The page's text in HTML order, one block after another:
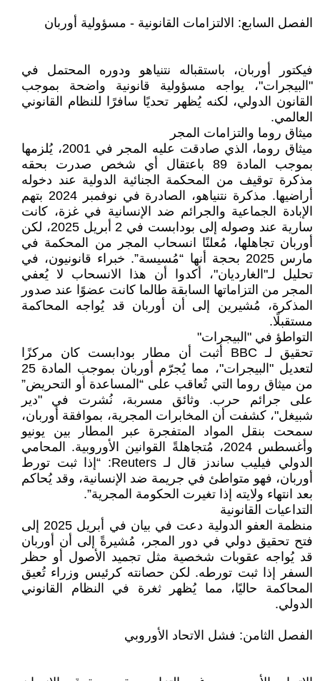
الفصل السابع: الالتزامات القانونية - مسؤولية أوربان
فيكتور أوربان، باستقباله نتنياهو ودوره المحتمل في
"البيجرات"، يواجه مسؤولية قانونية واضحة بموجب
القانون الدولي، لكنه يُظهر تحديًا سافرًا للنظام القانوني
العالمي.
ميثاق روما والتزامات المجر
ميثاق روما، الذي صادقت عليه المجر في 2001، يُلزمها
بموجب المادة 89 باعتقال أي شخص صدرت بحقه
مذكرة توقيف من المحكمة الجنائية الدولية عند دخوله
أراضيها. مذكرة نتنياهو، الصادرة في نوفمبر 2024 بتهم
الإبادة الجماعية والجرائم ضد الإنسانية في غزة، كانت
سارية عند وصوله إلى بودابست في 2 أبريل 2025، لكن
أوربان تجاهلها، مُعلنًا انسحاب المجر من المحكمة في
مارس 2025 بحجة أنها “مُسيسة”. خبراء قانونيون، في
تحليل لـ"الغارديان"، أكدوا أن هذا الانسحاب لا يُعفي
المجر من التزاماتها السابقة طالما كانت عضوًا عند صدور
المذكرة، مُشيرين إلى أن أوربان قد يُواجه المحاكمة
مستقبلًا.
التواطؤ في "البيجرات"
تحقيق لـ BBC أثبت أن مطار بودابست كان مركزًا
لتعديل "البيجرات"، مما يُجرّم أوربان بموجب المادة 25
من ميثاق روما التي تُعاقب على “المساعدة أو التحريض”
على جرائم حرب. وثائق مسربة، نُشرت في "دير
شبيغل"، كشفت أن المخابرات المجرية، بموافقة أوربان،
سمحت بنقل المواد المتفجرة عبر المطار بين يونيو
وأغسطس 2024، مُتجاهلةً القوانين الأوروبية. المحامي
الدولي فيليب ساندز قال لـ Reuters: “إذا ثبت تورط
أوربان، فهو متواطئ في جريمة ضد الإنسانية، وقد يُحاكم
بعد انتهاء ولايته إذا تغيرت الحكومة المجرية”.
التداعيات القانونية
منظمة العفو الدولية دعت في بيان في أبريل 2025 إلى
فتح تحقيق دولي في دور المجر، مُشيرةً إلى أن أوربان
قد يُواجه عقوبات شخصية مثل تجميد الأصول أو حظر
السفر إذا ثبت تورطه. لكن حصانته كرئيس وزراء تُعيق
المحاكمة حاليًا، مما يُظهر ثغرة في النظام القانوني
الدولي.
الفصل الثامن: فشل الاتحاد الأوروبي